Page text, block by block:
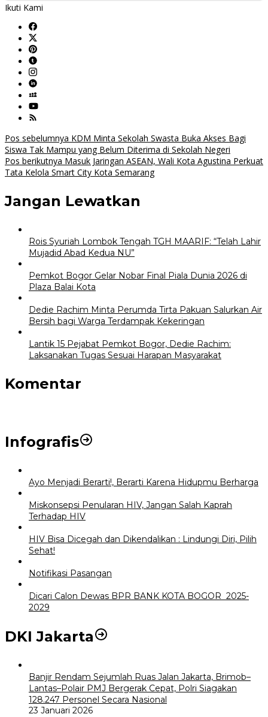
Ikuti Kami
Navigasi
pos
Pos sebelumnya KDM Minta Sekolah Swasta Buka Akses Bagi
Siswa Tak Mampu yang Belum Diterima di Sekolah Negeri
Pos berikutnya Masuk Jaringan ASEAN, Wali Kota Agustina Perkuat
Tata Kelola Smart City Kota Semarang
Jangan Lewatkan
Rois Syuriah Lombok Tengah TGH MAARIF: “Telah Lahir
Mujadid Abad Kedua NU”
Pemkot Bogor Gelar Nobar Final Piala Dunia 2026 di
Plaza Balai Kota
Dedie Rachim Minta Perumda Tirta Pakuan Salurkan Air
Bersih bagi Warga Terdampak Kekeringan
Lantik 15 Pejabat Pemkot Bogor, Dedie Rachim:
Laksanakan Tugas Sesuai Harapan Masyarakat
Komentar
Infografis
Ayo Menjadi Berarti!, Berarti Karena Hidupmu Berharga
Miskonsepsi Penularan HIV, Jangan Salah Kaprah
Terhadap HIV
HIV Bisa Dicegah dan Dikendalikan : Lindungi Diri, Pilih
Sehat!
Notifikasi Pasangan
Dicari Calon Dewas BPR BANK KOTA BOGOR 2025-
2029
DKI Jakarta
Banjir Rendam Sejumlah Ruas Jalan Jakarta, Brimob–
Lantas–Polair PMJ Bergerak Cepat, Polri Siagakan
128.247 Personel Secara Nasional
23 Januari 2026